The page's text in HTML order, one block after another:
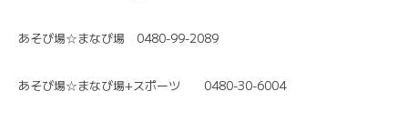
あそび場☆まなび場 0480-99-2089
あそび場☆まなび場+スポーツ 0480-30-6004